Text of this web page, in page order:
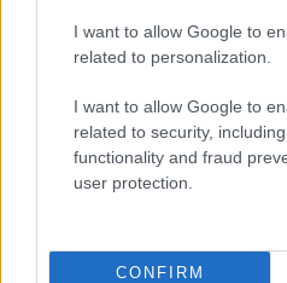
I want to allow Google to
related to personalization.
I want to allow Google to
related to security,
functionality and fraud
user protection.
CONFIRM
Lifestyle|08.12.2021 11:00
Συγκλονίζει η
Μέριλιν Μάνσον:
σταματήσει